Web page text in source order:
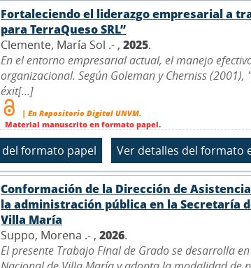
Fortaleciendo el liderazgo empresarial a
para TerraQueso SRL”
Clemente, María Sol .- , 2025.
En el entorno empresarial actual, el manejo
organizacional. Según Goleman y Cherniss
éxit[...]
| En Repositorio Digital UNVM.
Material manuscrito en formato papel.
Conformación de la Dirección de
la administración pública en la Secretaría
Villa María
Suppo, Morena .- , 2026.
El presente Trabajo Final de Grado se desarrolla